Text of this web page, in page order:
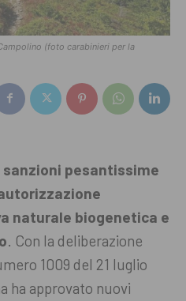
(foto carabinieri per la
sanzioni pesantissime
naturale biogenetica e
. Con la deliberazione
1009 del 21 luglio
ha approvato nuovi